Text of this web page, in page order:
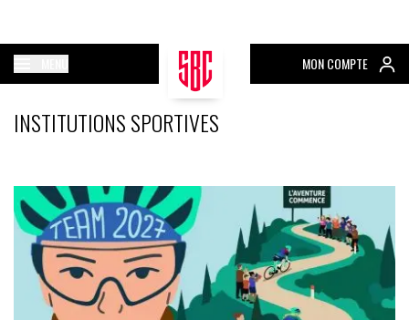
MON COMPTE
INSTITUTIONS SPORTIVES